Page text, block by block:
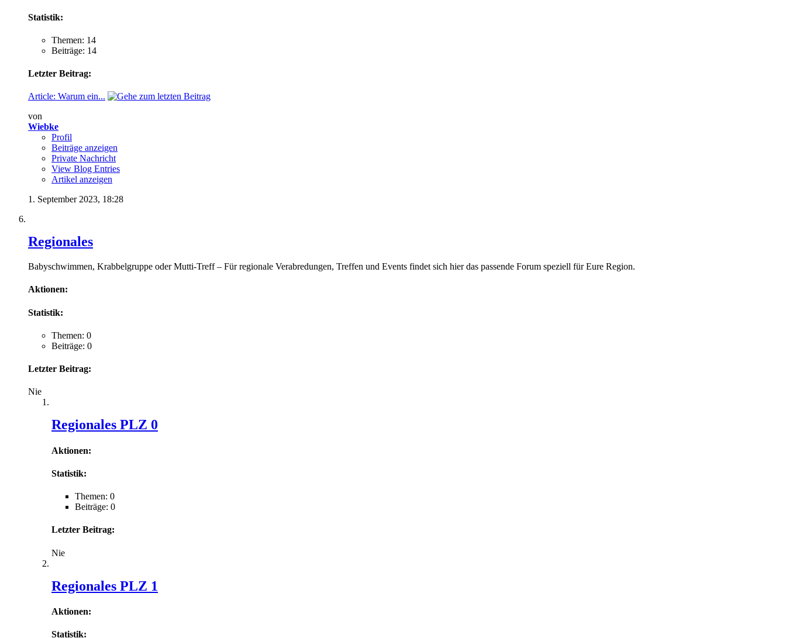
Statistik:
Themen: 14
Beiträge: 14
Letzter Beitrag:
Article: Warum ein...
von
Wiebke
Profil
Beiträge anzeigen
Private Nachricht
View Blog Entries
Artikel anzeigen
1. September 2023, 18:28
Regionales
Babyschwimmen, Krabbelgruppe oder Mutti-Treff – Für regionale Verabredungen, Treffen und Events findet sich hier das passende Forum speziell für Eure Region.
Aktionen:
Statistik:
Themen: 0
Beiträge: 0
Letzter Beitrag:
Nie
Regionales PLZ 0
Aktionen:
Statistik:
Themen: 0
Beiträge: 0
Letzter Beitrag:
Nie
Regionales PLZ 1
Aktionen:
Statistik: